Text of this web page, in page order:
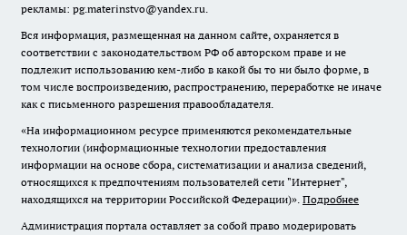
рекламы: pg.materinstvo@yandex.ru.
Вся информация, размещенная на данном сайте, охраняется в
соответствии с законодательством РФ об авторском праве и не
подлежит использованию кем-либо в какой бы то ни было форме, в
том числе воспроизведению, распространению, переработке не иначе
как с письменного разрешения правообладателя.
«На информационном ресурсе применяются рекомендательные
технологии (информационные технологии предоставления
информации на основе сбора, систематизации и анализа сведений,
относящихся к предпочтениям пользователей сети "Интернет",
находящихся на территории Российской Федерации)». Подробнее
Администрация портала оставляет за собой право модерировать